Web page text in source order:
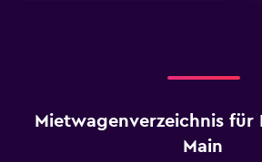
Mietwagenverzeichnis für
Main